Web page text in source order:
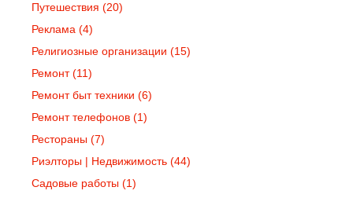
Путешествия (20)
Реклама (4)
Религиозные организации (15)
Ремонт(11)
Ремонт быт техники (6)
Ремонт телефонов (1)
Рестораны (7)
Риэлторы | Недвижимость (44)
Садовые работы (1)